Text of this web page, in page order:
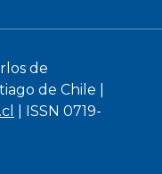
de
de Chile |
| ISSN 0719-